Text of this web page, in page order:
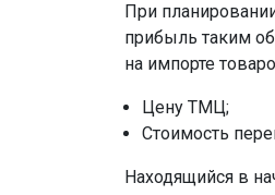
При
прибыль таким
на импорте
Цену ТМЦ;
Стоимость
Находящийся в